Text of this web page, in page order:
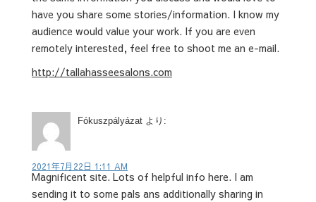
have you share some stories/information. I know my
audience would value your work. If you are even
remotely interested, feel free to shoot me an e-mail.
http://tallahasseesalons.com
Fókuszpályázat より:
2021年7月22日 1:11 AM
Magnificent site. Lots of helpful info here. I am
sending it to some pals ans additionally sharing in